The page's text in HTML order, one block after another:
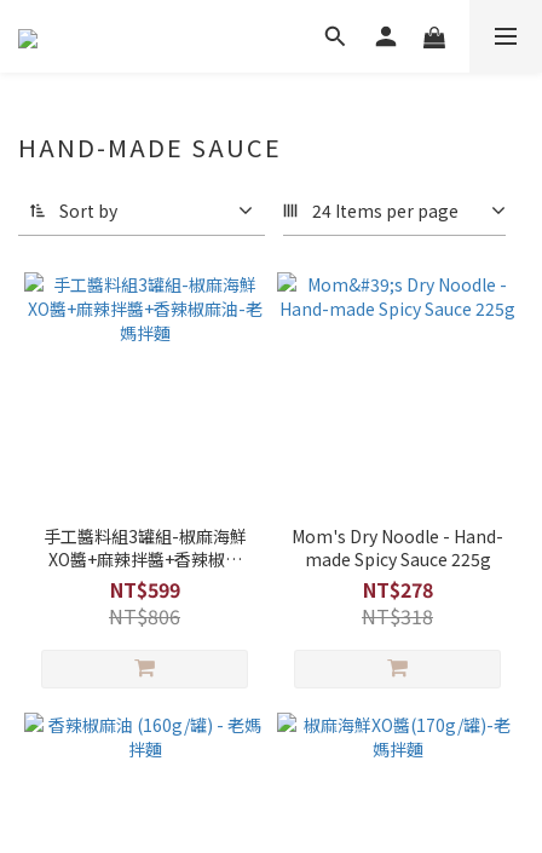
HAND-MADE SAUCE
Sort by 24 Items per page
手工醬料組3罐組-椒麻海鮮
XO醬+麻辣拌醬+香辣椒麻
油-老媽拌麵
NT$599
NT$806
Mom's Dry Noodle - Hand-
made Spicy Sauce 225g
NT$278
NT$318